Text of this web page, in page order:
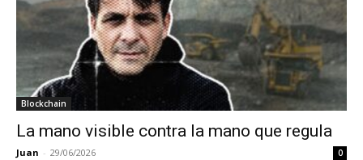
Blockchain
La mano visible contra la mano que regula
Juan - 29/06/2026 0